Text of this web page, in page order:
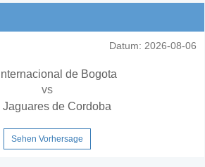
Datum: 2026-08-06
Internacional de Bogota
vs
Jaguares de Cordoba
Sehen Vorhersage